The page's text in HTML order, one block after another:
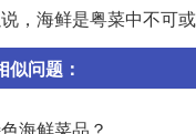
，海鲜是粤菜中不可
似问题：